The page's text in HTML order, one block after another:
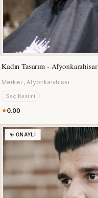
Kadın Tasarım - Afyonkarahisar
Merkez, Afyonkarahisar
Saç Kesimi
0.00
✨ ONAYLI